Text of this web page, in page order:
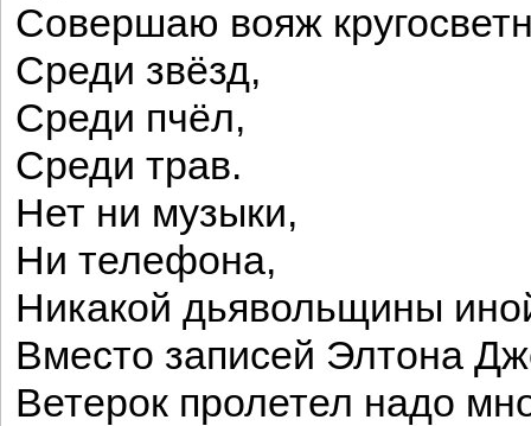
Совершаю вояж
Среди звёзд,
Среди пчёл,
Среди трав.
Нет ни музыки,
Ни телефона,
Никакой дьявольщины
Вместо записей Элтона
Ветерок пролетел надо